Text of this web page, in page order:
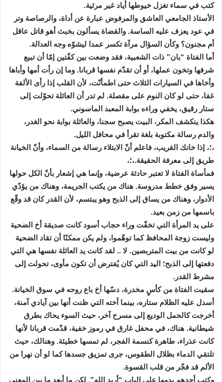
كتب في سماء تغزل خيوطها أياد غير مرئية.
الأستاذ الجامعي العاشق والمرفوض عبارة عن أداة، والرصاصة وتر
في عود يعزف عليه الساسة. والقضاة يسألون بخبث أهو قاتل عاقل
أم مجنون؟ وكأن السؤال مرآة تكسر عمدا ليشوّه وجه العدالة.
أما الفتاة “بان” ذات الشعبية، فقد وضعت بين كفّتين إمّا أن تبيع
شرفها وتخون عملها، أو أن تقدّم نفسها قربانا. وما إن رأت أمها وأباها
وأخاها في السيارات الثلاث حتى اطمأنّت، لأن القلب إذا رأى الألفة
غفا، حتى لو كان النوم على مقصلة. لم تدر أن العائلة تحوّلت إلى
ستار رقيق، يخفي وراءه بوابة المعبد الماسوني.
هكذا ينكشف المكر، البيت يصبح سجنا، والعائلة بوابة نحو الغدر،
والدم رسالة مكتوبة بلغة تقرأ في محافل الليل.
،؛، إذا خانك القريب، فاعلم أنّ الابتلاء رسالة من السماء، وأنّ الخيانة
طريق إلى معرفة الحقيقة.،؛،
فمأساة الفتاة لا تعتبر حادثة عرضية، وإنما هي إشعار بأنّ الكل حولها
يسير وفق خطط مدروسة. هناك من يكتب الجريمة، وهناك من يؤدّي
الأدوار، وهناك من يساق إلى الذبح وهو يبتسم، لأن القدر كان قد وقّع
باسمها من زمن بعيد.
على يد المرأة التي تخفّت وراء حجاب أسود كانت صديقة أخ الضحية
وليست زوجة المحافظ كما توهّموا، ولم يكن ممكنًا أن تقاد الضحية
لو كانت من بيت المتربصين. لا .. لقد كانت يد العائلة نفسها هي التي
دفعتها إلى الذبح؛ اليد التي كان يُفترض أن تكون مأوى، تحولت إلى
مشرط القدر.
سقيت الفتاة من كأسٍ مخدرة، دسّها أخ باع روحه في سوق الخيانة.
أسدل عليه الظلام ستاره، بينما أخته التي ظنت أنها بين آيادي آمنة،
أخرجت كالحمل الوديع إلى مسرح آخر، حيث السوء يحاك بطرق
شيطانية. هناك، في محفل غارق في رموز خفية، قدّمت قربانا لأنها
كانت عذراء، طاهرة كنسمة الفجر، لم تمسها خطيئة. وهنالك، حيث
تلتقي الدماء بظلال الطقوس، جرى تمزيق جسدها كما لو أن نهرا من
الألم قد فجّر من قلب القسوة.
وكتب أحدهم بدمها على الباب “أريد الله”. لكن ما أبعد ما بين المعنى